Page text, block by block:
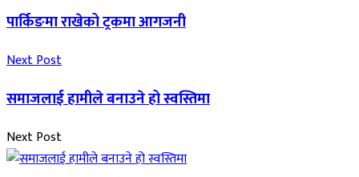
पार्किङमा राखेको ट्रकमा आगजनी
Next Post
समाजलाई हामीले बनाउने हो स्वस्तिमा
Next Post